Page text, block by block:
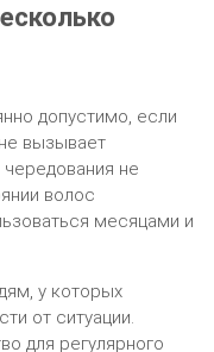
допустимо, если
вызывает
не
волос
месяцами и
у которых
от ситуации.
для регулярного